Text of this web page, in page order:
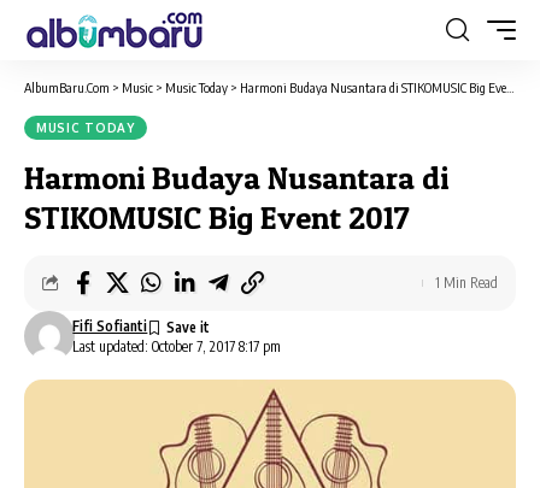
AlbumBaru.Com > Music > Music Today > Harmoni Budaya Nusantara di STIKOMUSIC Big Event 2017
MUSIC TODAY
Harmoni Budaya Nusantara di
STIKOMUSIC Big Event 2017
Last updated: October 7, 2017 8:17 pm
Fifi Sofianti
1 Min Read